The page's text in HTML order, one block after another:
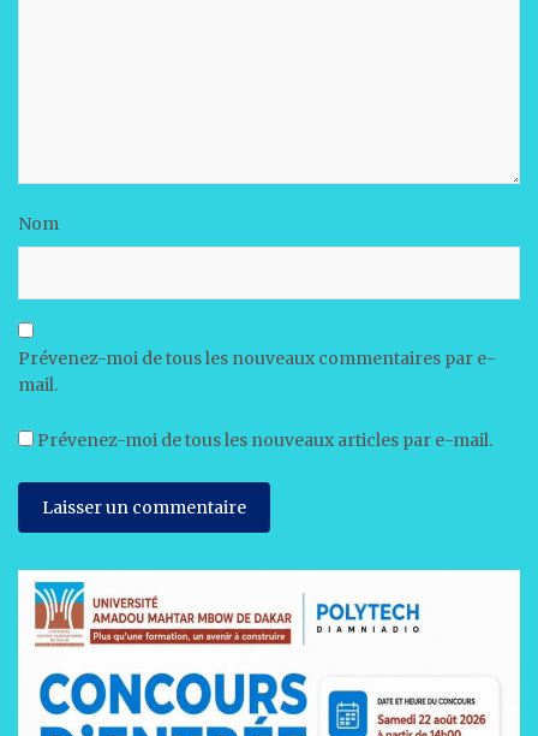
Nom
Prévenez-moi de tous les nouveaux commentaires par e-
mail.
Prévenez-moi de tous les nouveaux articles par e-mail.